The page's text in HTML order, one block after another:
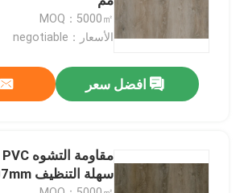
Request A Quote
فيلم ديكور PVC
فيلم مغلفة PVC
MOQ：5000㎡
الأسعار：negotiable
افضل سعر
سهلة التنظيف 0.07mm